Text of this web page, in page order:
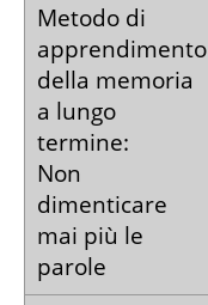
Metodo di
apprendimento
della memoria
a lungo
termine:
Non
dimenticare
mai più le
parole